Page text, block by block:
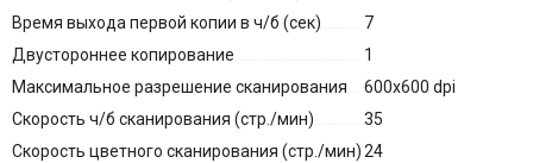
Время выхода первой копии в ч/б (сек)
7
Двустороннее копирование
1
Максимальное разрешение сканирования
600x600 dpi
Скорость ч/б сканирования (стр./мин)
35
Скорость цветного сканирования (стр./мин)24